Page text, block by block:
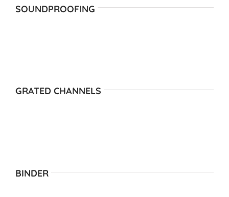
SOUNDPROOFING
GRATED CHANNELS
BINDER